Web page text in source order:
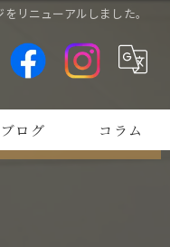
リニューアルしました。
ブログ コラム